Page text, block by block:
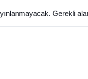
Gerekli